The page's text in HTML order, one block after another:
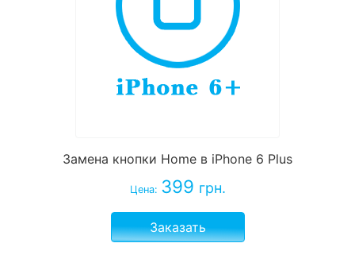
Замена кнопки Home в iPhone 6 Plus
Цена: 399 грн.
Заказать